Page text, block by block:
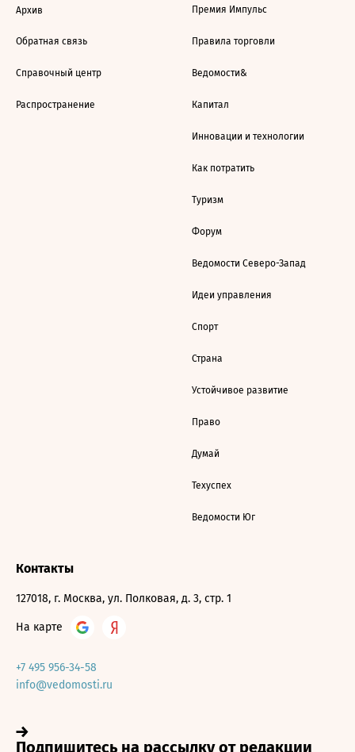
Архив
Обратная связь
Справочный центр
Распространение
Премия Импульс
Правила торговли
Ведомости&
Капитал
Инновации и технологии
Как потратить
Туризм
Форум
Ведомости Северо-Запад
Идеи управления
Спорт
Страна
Устойчивое развитие
Право
Думай
Техуспех
Ведомости Юг
Контакты
127018, г. Москва, ул. Полковая, д. 3, стр. 1
На карте
+7 495 956-34-58
info@vedomosti.ru